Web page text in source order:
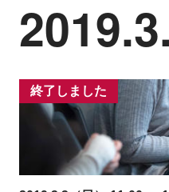
終了しました